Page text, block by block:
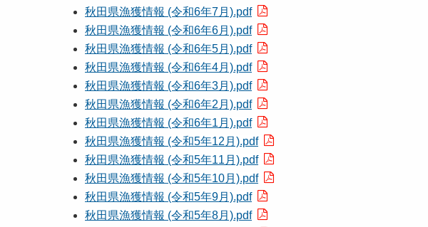
秋田県漁獲情報 (令和6年7月).pdf
秋田県漁獲情報 (令和6年6月).pdf
秋田県漁獲情報 (令和6年5月).pdf
秋田県漁獲情報 (令和6年4月).pdf
秋田県漁獲情報 (令和6年3月).pdf
秋田県漁獲情報 (令和6年2月).pdf
秋田県漁獲情報 (令和6年1月).pdf
秋田県漁獲情報 (令和5年12月).pdf
秋田県漁獲情報 (令和5年11月).pdf
秋田県漁獲情報 (令和5年10月).pdf
秋田県漁獲情報 (令和5年9月).pdf
秋田県漁獲情報 (令和5年8月).pdf